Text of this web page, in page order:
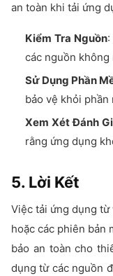
an toàn khi tải ứng
Kiểm Tra Nguồn
các nguồn
Sử Dụng Phần
bảo vệ khỏi phần
Xem Xét Đánh
rằng ứng dụng
5. Lời Kết
Việc tải ứng dụng
hoặc các phiên bản
bảo an toàn cho
dụng từ các nguồn